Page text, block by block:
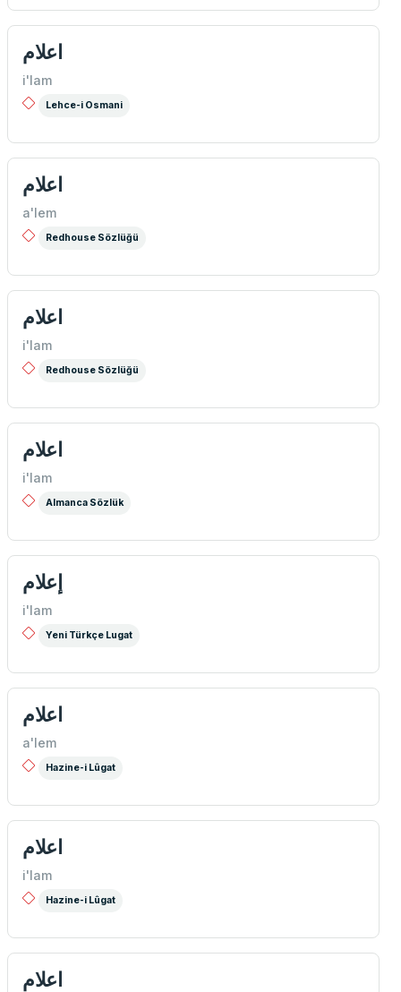
اعلام
i'lam
Lehce-i Osmani
اعلام
a'lem
Redhouse Sözlüğü
اعلام
i'lam
Redhouse Sözlüğü
اعلام
i'lam
Almanca Sözlük
إعلام
i'lam
Yeni Türkçe Lugat
اعلام
a'lem
Hazine-i Lûgat
اعلام
i'lam
Hazine-i Lûgat
اعلام